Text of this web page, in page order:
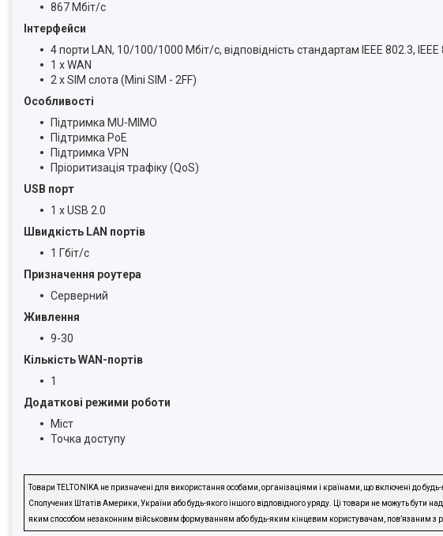
867 Мбіт/с
Інтерфейси
4 порти LAN, 10/100/1000 Мбіт/с, відповідність стандартам IEEE 802.3,
1 х WAN
2 x SIM слота (Mini SIM - 2FF)
Особливості
Підтримка MU-MIMO
Підтримка PoE
Підтримка VPN
Пріоритизація трафіку (QoS)
USB порт
1 х USB 2.0
Швидкість LAN портів
1 Гбіт/с
Призначення роутера
Серверний
Живлення
9-30
Кількість WAN-портів
1
Додаткові режими роботи
Міст
Точка доступу
Товари TELTONIKA не призначені для використання особами, організаціями і країнами, що включені до
Сполучених Штатів Америки, України або будь-якого іншого відповідного уряду. Ці товари не можуть бути
яким способом незаконним військовим формуванням або будь-яким кінцевим користувачам, повʼязаним з